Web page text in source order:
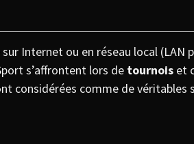
Internet ou en réseau local (LAN
s’affrontent lors de tournois et
considérées comme de véritables